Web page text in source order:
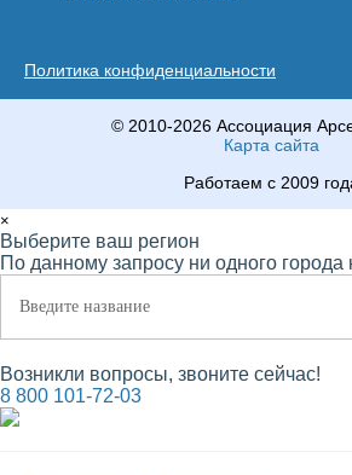
Политика конфиденциальности
© 2010-2026 Ассоциация
Карта сайта
Работаем с 2009
×
Выберите ваш регион
По данному запросу ни одного города
Возникли вопросы, звоните сейчас!
8 800 101-72-03